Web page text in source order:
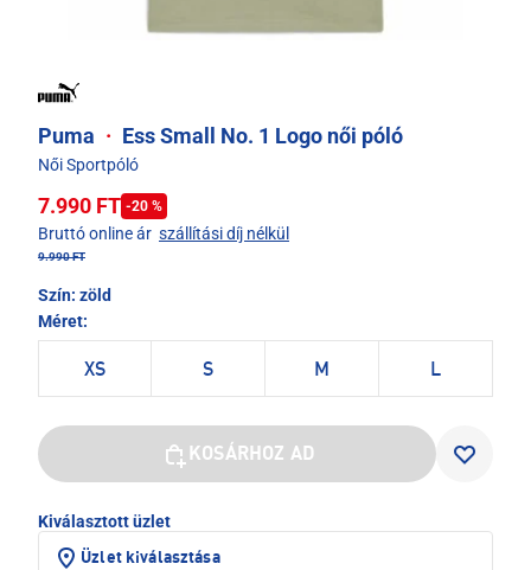
Puma · Ess Small No. 1 Logo női póló
Női Sportpóló
7.990 FT -20 %
Bruttó online ár szállítási díj nélkül
9.990 FT
Szín: zöld
Méret:
XS S M L
KOSÁRHOZ AD
Kiválasztott üzlet
Üzlet kiválasztása